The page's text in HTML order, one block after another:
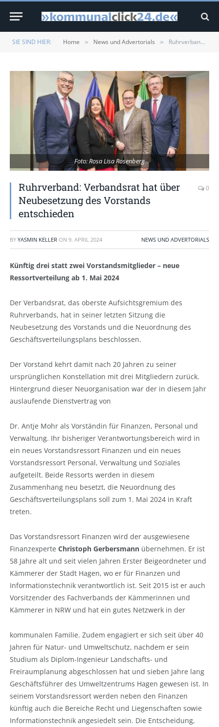
SIE SIND HIER: Home » News und Advertorials » Ruhrverband: Verbandsrat hat über Neubesetzung des Vorstands entschieden
Foto: Rosa Lisa Rosenberg
Ruhrverband: Verbandsrat hat über
Neubesetzung des Vorstands
entschieden
0
BY YASMIN KELLER ON 9. APRIL 2024 NEWS UND ADVERTORIALS
Künftig drei statt zwei Vorstandsmitglieder – neue
Ressortverteilung ab 1. Mai 2024
Der Verbandsrat, das oberste Aufsichtsgremium des
Ruhrverbands, hat in seiner letzten Sitzung die
Neubesetzung des Vorstands und die Neuordnung des
Geschäftsverteilungsplans beschlossen.
Der Vorstand kehrt damit nach 20 Jahren zu seiner
ursprünglichen Konstellation mit drei Mitgliedern zurück.
Hintergrund dieser Neuorganisation war der in diesem Jahr
auslaufende Dienstvertrag von
Dr. Antje Mohr als Vorständin für Finanzen, Personal und
Verwaltung. Ihr bisheriger Verantwortungsbereich wird in
ein neues Vorstandsressort Finanzen und ein neues
Vorstandsressort Personal, Verwaltung und Soziales
aufgeteilt. Beide Ressorts werden in diesem
Zusammenhang neu besetzt, die Neuordnung des
Geschäftsverteilungsplans soll zum 1. Mai 2024 in Kraft
treten.
Das Vorstandsressort Finanzen wird der ausgewiesene
Finanzexperte Christoph Gerbersmann übernehmen. Er ist
58 Jahre alt und seit vielen Jahren Erster Beigeordneter und
Kämmerer der Stadt Hagen, wo er für Finanzen und
Informationstechnik verantwortlich ist. Seit 2015 ist er auch
Vorsitzender des Fachverbands der Kämmerinnen und
Kämmerer in NRW und hat ein gutes Netzwerk in der
kommunalen Familie. Zudem engagiert er sich seit über 40
Jahren für Natur- und Umweltschutz, nachdem er sein
Studium als Diplom-Ingenieur Landschafts- und
Freiraumplanung abgeschlossen hat und sieben Jahre lang
Geschäftsführer des Umweltzentrums Hagen gewesen ist. In
seinem Vorstandsressort werden neben den Finanzen
künftig auch die Bereiche Recht und Liegenschaften sowie
Informationstechnik angesiedelt sein. Die Entscheidung,